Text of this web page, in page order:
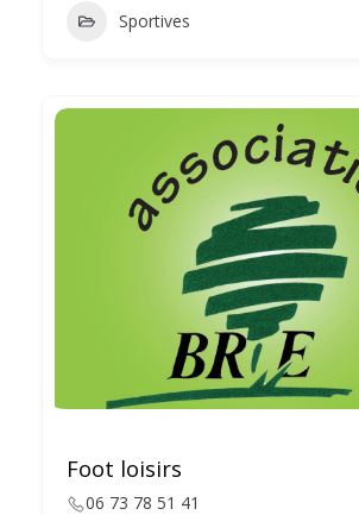
Sportives
Foot loisirs
06 73 78 51 41